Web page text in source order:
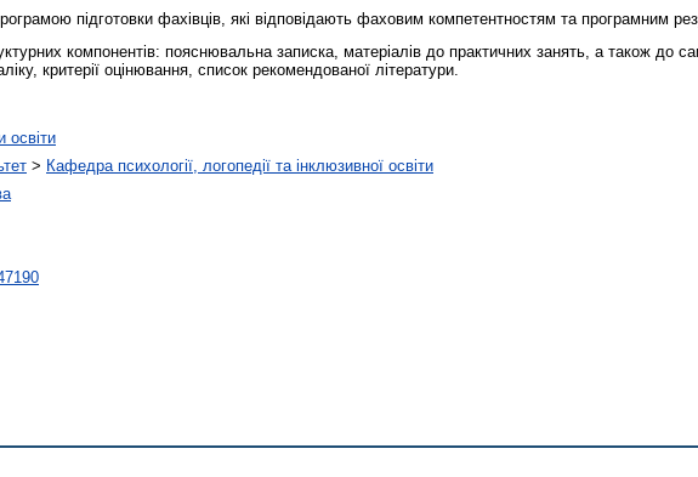
підготовки фахівців, які відповідають фаховим компетентностям та програмним
компонентів: пояснювальна записка, матеріалів до практичних занять, а також до
критерії оцінювання, список рекомендованої літератури.
освіти
> Кафедра психології, логопедії та інклюзивної освіти